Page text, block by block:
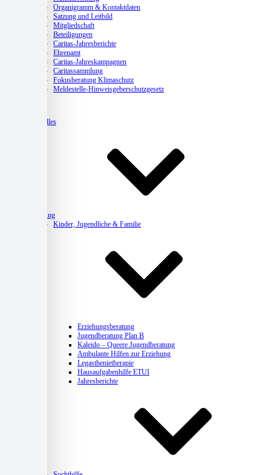
Organigramm & Kontaktdaten
Satzung und Leitbild
Mitgliedschaft
Beteiligungen
Caritas-Jahresberichte
Ehrenamt
Caritas-Jahreskampagnen
Caritassammlung
Fokusberatung Klimaschutz
Meldestelle-Hinweisgeberschutzgesetz
Aktuelles
Beratung
Kinder, Jugendliche & Familie
Erziehungsberatung
Jugendberatung Plan B
Kaleido – Queere Jugendberatung
Ambulante Hilfen zur Erziehung
Legasthenietherapie
Hausaufgabenhilfe ETUI
Jahresberichte